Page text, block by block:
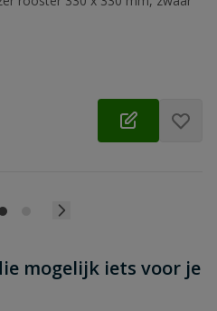
mogelijk iets voor je